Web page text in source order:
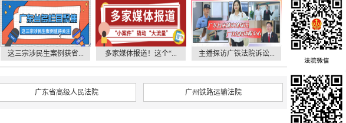
这三宗涉民生案例获省... 多家媒体报道！这个“... 主播探访广铁法院诉讼...
广东省高级人民法院 广州铁路运输法院